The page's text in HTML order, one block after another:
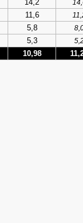
14,2
11,6
5,8
5,3
10,98